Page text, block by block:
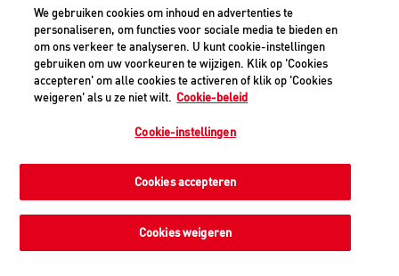
+31(0)413-318418
Contact met ons opnemen
Veilige betaalmethoden - alle bedragen zijn inclusief BTW
Cookiemelding Juridisch
Cookie-instellingen
We gebruiken cookies om inhoud en advertenties te
personaliseren, om functies voor sociale media te bieden en
om ons verkeer te analyseren. U kunt cookie-instellingen
gebruiken om uw voorkeuren te wijzigen. Klik op 'Cookies
accepteren' om alle cookies te activeren of klik op 'Cookies
weigeren' als u ze niet wilt. Cookie-beleid
Cookie-instellingen
Cookies weigeren
Cookies accepteren